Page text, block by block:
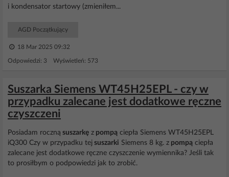
i kondensator startowy (zmieniłem...
AGD Początkujący
18 Mar 2025 09:32
Odpowiedzi: 3 Wyświetleń: 573
Suszarka Siemens WT45H25EPL - czy w
przypadku zalecane jest dodatkowe ręczne
czyszczeni
Posiadam roczną suszarkę z pompą ciepła Siemens WT45H25EPL
iQ300 Czy w przypadku tej suszarki Siemens 8 kg. z pompą ciepła
zalecane jest dodatkowe ręczne czyszczenie wymiennika? Jeśli tak
to prosiłbym o podpowiedzi jak to zrobić.